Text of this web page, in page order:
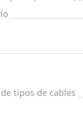
tipos de cables